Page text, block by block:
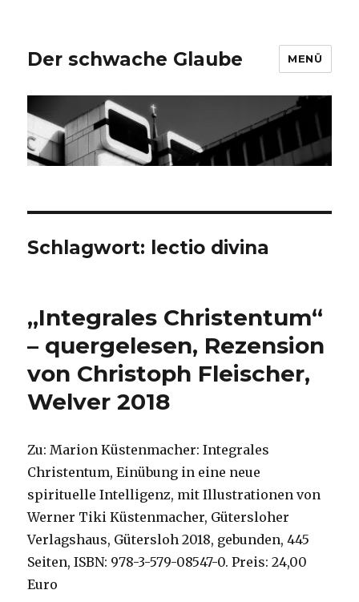
Der schwache Glaube MENÜ
Schlagwort: lectio divina
„Integrales Christentum“
– quergelesen, Rezension
von Christoph Fleischer,
Welver 2018
Zu: Marion Küstenmacher: Integrales
Christentum, Einübung in eine neue
spirituelle Intelligenz, mit Illustrationen von
Werner Tiki Küstenmacher, Gütersloher
Verlagshaus, Gütersloh 2018, gebunden, 445
Seiten, ISBN: 978-3-579-08547-0. Preis: 24,00
Euro